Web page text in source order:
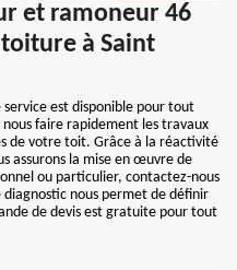
et ramoneur 46
à Saint
est disponible pour tout
faire rapidement les travaux
de votre toit. Grâce à la réactivité
assurons la mise en œuvre de
ou particulier, contactez-nous
nous permet de définir
de devis est gratuite pour tout